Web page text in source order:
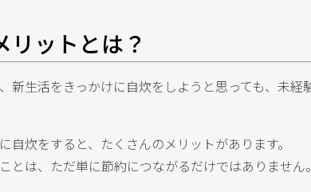
リットとは？
新生活をきっかけに自炊をしようと思っても、未
自炊をすると、たくさんのメリットがあります。
とは、ただ単に節約につながるだけではありません。